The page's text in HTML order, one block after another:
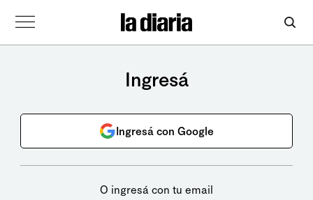
Ingresá
Ingresá con Google
O ingresá con tu email